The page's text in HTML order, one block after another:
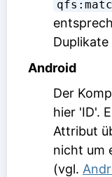
Duplikate
Android
Der
hier 'ID'.
Attribut
nicht um
(vgl.